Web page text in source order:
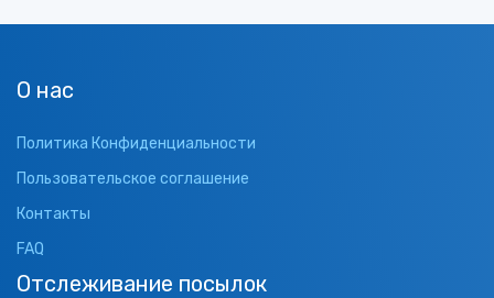
О нас
Политика Конфиденциальности
Пользовательское соглашение
Контакты
FAQ
Отслеживание посылок